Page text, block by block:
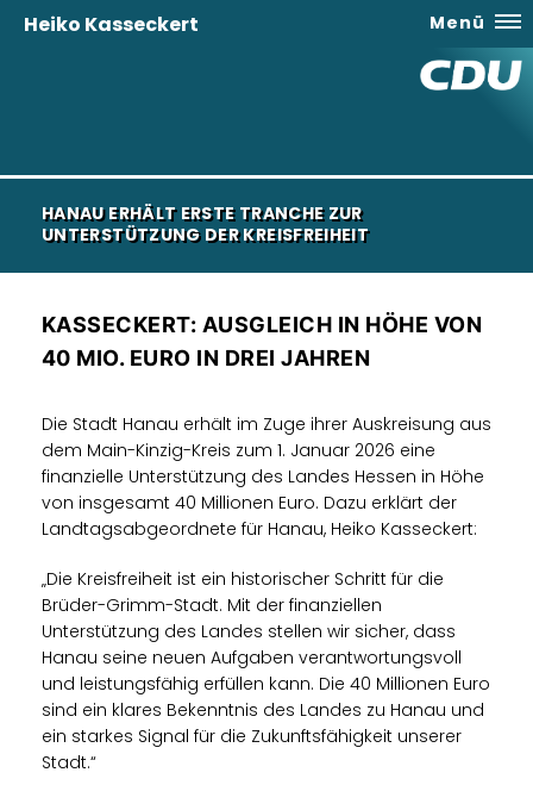
Heiko Kasseckert Menü
HANAU ERHÄLT ERSTE TRANCHE ZUR
UNTERSTÜTZUNG DER KREISFREIHEIT
KASSECKERT: AUSGLEICH IN HÖHE VON
40 MIO. EURO IN DREI JAHREN
Die Stadt Hanau erhält im Zuge ihrer Auskreisung aus
dem Main-Kinzig-Kreis zum 1. Januar 2026 eine
finanzielle Unterstützung des Landes Hessen in Höhe
von insgesamt 40 Millionen Euro. Dazu erklärt der
Landtagsabgeordnete für Hanau, Heiko Kasseckert:
Die Kreisfreiheit ist ein historischer Schritt für die
Brüder-Grimm-Stadt. Mit der finanziellen
Unterstützung des Landes stellen wir sicher, dass
Hanau seine neuen Aufgaben verantwortungsvoll
und leistungsfähig erfüllen kann. Die 40 Millionen Euro
sind ein klares Bekenntnis des Landes zu Hanau und
ein starkes Signal für die Zukunftsfähigkeit unserer
Stadt.“